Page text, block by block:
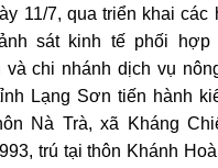
11/7, qua triển khai các
sát kinh tế phối
và chi nhánh dịch vụ
Lạng Sơn tiến hành
Nà Trà, xã Kháng
trú tại thôn Khánh